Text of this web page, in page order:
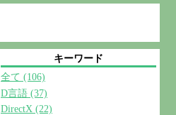
キーワード
全て (106)
D言語 (37)
DirectX (22)